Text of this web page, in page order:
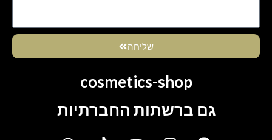
שליחה
cosmetics-shop
גם ברשתות החברתיות